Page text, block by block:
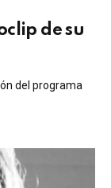
de su
del programa